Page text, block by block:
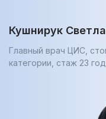
Кушнирук
Главный врач ЦИС,
категории, cтаж 23